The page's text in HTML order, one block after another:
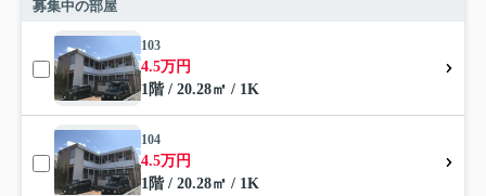
募集中の部屋
103
4.5万円
1階 / 20.28㎡ / 1K
104
4.5万円
1階 / 20.28㎡ / 1K